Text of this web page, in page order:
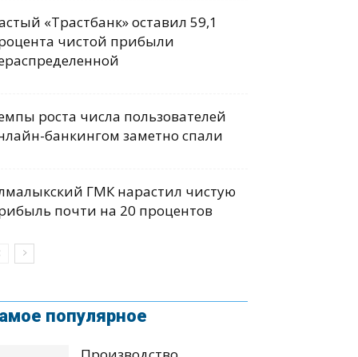
«Трастбанк» оставил 59,1
чистой прибыли
роста числа пользователей
банкингом заметно спали
ГМК нарастил чистую
почти на 20 процентов
популярное